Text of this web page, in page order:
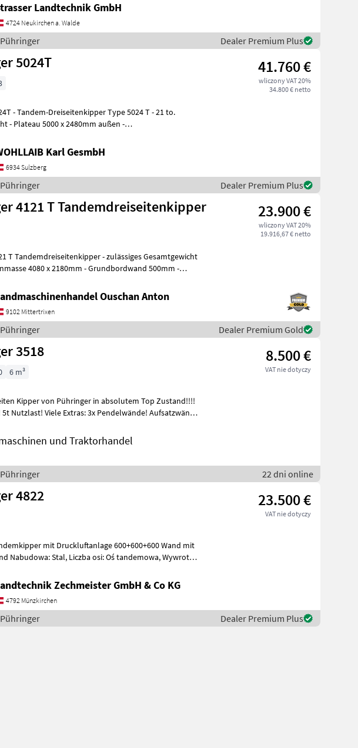
Landtechnik GmbH
4724 Neukirchen a. Walde
Dealer Premium Plus
5024T 41.760 €
wliczony VAT 20%
34.800 € netto
T - 21 to.
-
Karl GesmbH
6934 Sulzberg
Dealer Premium Plus
4121 T Tandemdreiseitenkipper 23.900 €
wliczony VAT 20%
19.916,67 € netto
T Tandemdreiseitenkipper - zulässiges Gesamtgewicht
x 2180mm - Grundbordwand 500mm -
Ouschan Anton
9102 Mittertrixen
Dealer Premium Gold
3518 8.500 €
VAT nie dotyczy
6 m³
Kipper von Pühringer in absolutem Top Zustand!!!!
Nutzlast! Viele Extras: 3x Pendelwände! Aufsatzwände
und Traktorhandel
22 dni online
4822 23.500 €
VAT nie dotyczy
mit Druckluftanlage 600+600+600 Wand mit
Nabudowa: Stal, Liczba osi: Oś tandemowa, Wywrotka
Zechmeister GmbH & Co KG
4792 Münzkirchen
Dealer Premium Plus